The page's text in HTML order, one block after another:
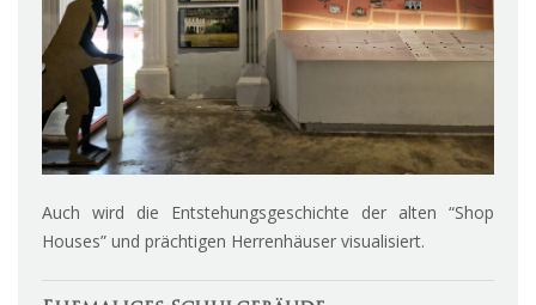
Auch wird die Entstehungsgeschichte der alten “Shop
Houses” und prächtigen Herrenhäuser visualisiert.